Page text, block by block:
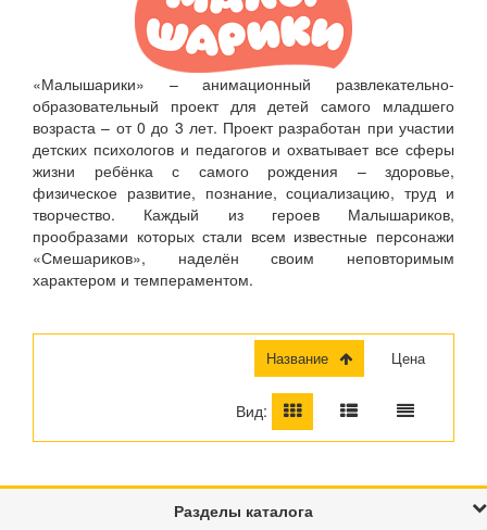
«Малышарики» – анимационный развлекательно-
образовательный проект для детей самого младшего
возраста – от 0 до 3 лет. Проект разработан при участии
детских психологов и педагогов и охватывает все сферы
жизни ребёнка с самого рождения – здоровье,
физическое развитие, познание, социализацию, труд и
творчество. Каждый из героев Малышариков,
прообразами которых стали всем известные персонажи
«Смешариков», наделён своим неповторимым
характером и темпераментом.
Название Цена
Вид:
Разделы каталога